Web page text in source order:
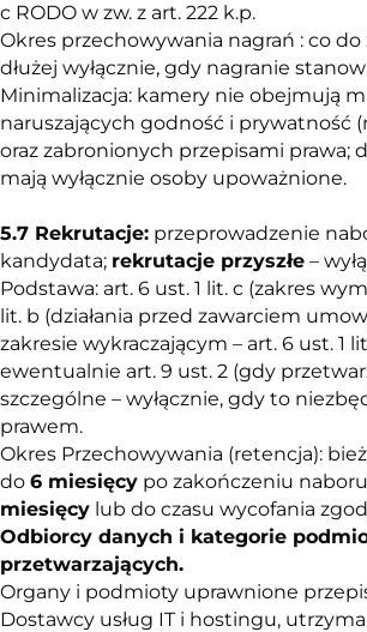
c RODO w zw. z art. 222 k.p.
Okres przechowywania nagrań : co do
dłużej wyłącznie, gdy nagranie
Minimalizacja: kamery nie obejmują
naruszających godność i prywatność
oraz zabronionych przepisami prawa;
mają wyłącznie osoby upoważnione.
5.7 Rekrutacje: przeprowadzenie
kandydata; rekrutacje przyszłe –
Podstawa: art. 6 ust. 1 lit. c (zakres
lit. b (działania przed zawarciem
zakresie wykraczającym – art. 6 ust. 1
ewentualnie art. 9 ust. 2 (gdy
szczególne – wyłącznie, gdy to
prawem.
Okres Przechowywania (retencja):
do 6 miesięcy po zakończeniu
miesięcy lub do czasu wycofania
Odbiorcy danych i kategorie
przetwarzających.
Organy i podmioty uprawnione
Dostawcy usług IT i hostingu,